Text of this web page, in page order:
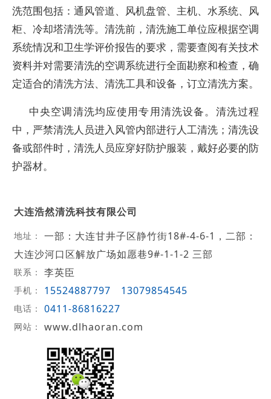
洗范围包括：通风管道、风机盘管、主机、水系统、风
柜、冷却塔清洗等。清洗前，清洗施工单位应根据空调
系统情况和卫生学评价报告的要求，需要查阅有关技术
资料并对需要清洗的空调系统进行全面勘察和检查，确
定适合的清洗方法、清洗工具和设备，订立清洗方案。
中央空调清洗均应使用专用清洗设备。清洗过程
中，严禁清洗人员进入风管内部进行人工清洗；清洗设
备或部件时，清洗人员应穿好防护服装，戴好必要的防
护器材。
大连浩然清洗科技有限公司
地址：
一部：大连甘井子区静竹街18#-4-6-1，二部：
大连沙河口区解放广场如愿巷9#-1-1-2 三部
联系： 李英臣
手机： 15524887797 13079854545
电话： 0411-86816227
网站： www.dlhaoran.com